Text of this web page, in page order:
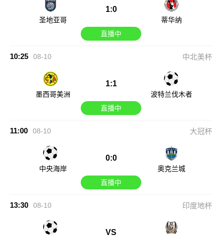
圣地亚哥
1:0
蒂华纳
直播中
10:25 08-10 中北美杯
墨西哥美洲
1:1
波特兰伐木者
直播中
11:00 08-10 大冠杯
中央海岸
0:0
奥克兰城
直播中
13:30 08-10 印度地杯
VS